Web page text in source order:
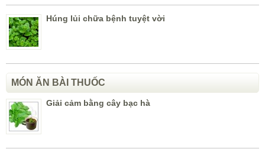
Húng lủi chữa bệnh tuyệt vời
MÓN ĂN BÀI THUỐC
Giải cảm bằng cây bạc hà